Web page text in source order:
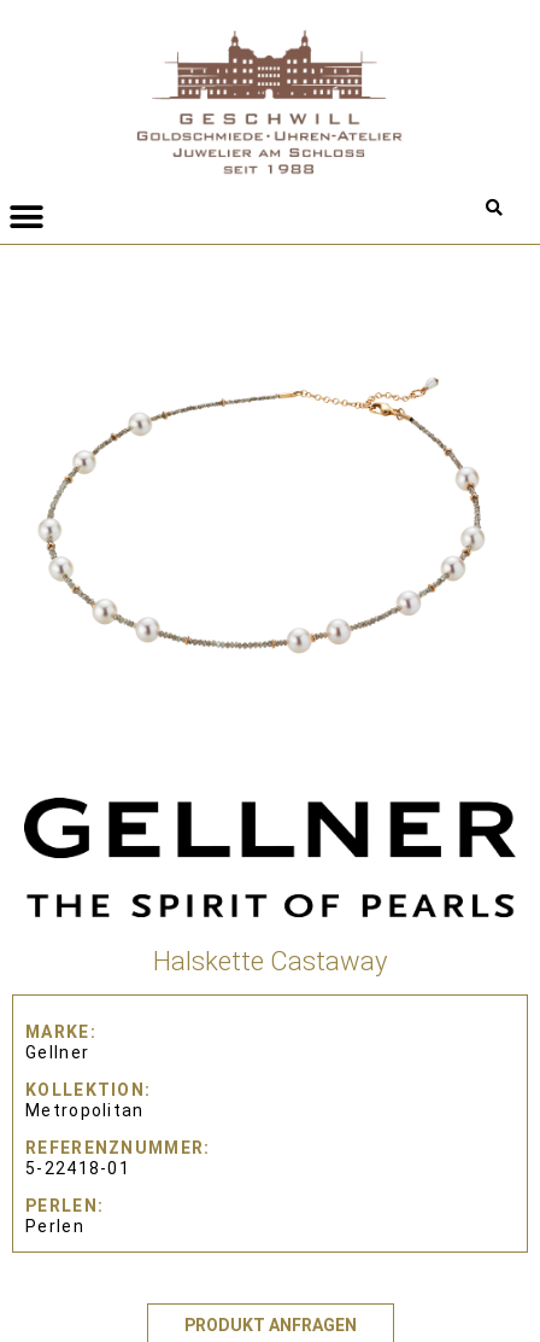
Halskette Castaway
MARKE
Gellner
KOLLEKTION
Metropolitan
REFERENZNUMMER
5-22418-01
PERLEN
Perlen
PRODUKT ANFRAGEN